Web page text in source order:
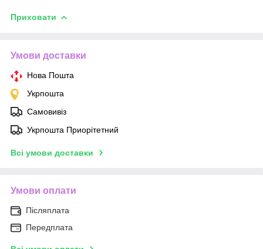
Приховати
Умови доставки
Нова Пошта
Укрпошта
Самовивіз
Укрпошта Приорітетний
Всі умови доставки
Умови оплати
Післяплата
Передплата